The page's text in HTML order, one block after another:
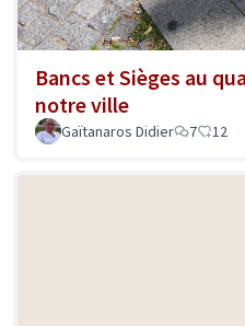
Bancs et Sièges au
notre ville
Gaïtanaros Didier 7 12